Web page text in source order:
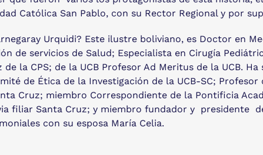
Católica San Pablo, con su Rector Regional y por
Urquidi? Este ilustre boliviano, es Doctor en
de servicios de Salud; Especialista en Cirugía
la CPS; de la UCB Profesor Ad Meritus de la UCB.
de Ética de la Investigación de la UCB-SC;
Cruz; miembro Correspondiente de la Pontificia
filiar Santa Cruz; y miembro fundador y presidente
con su esposa María Celia.